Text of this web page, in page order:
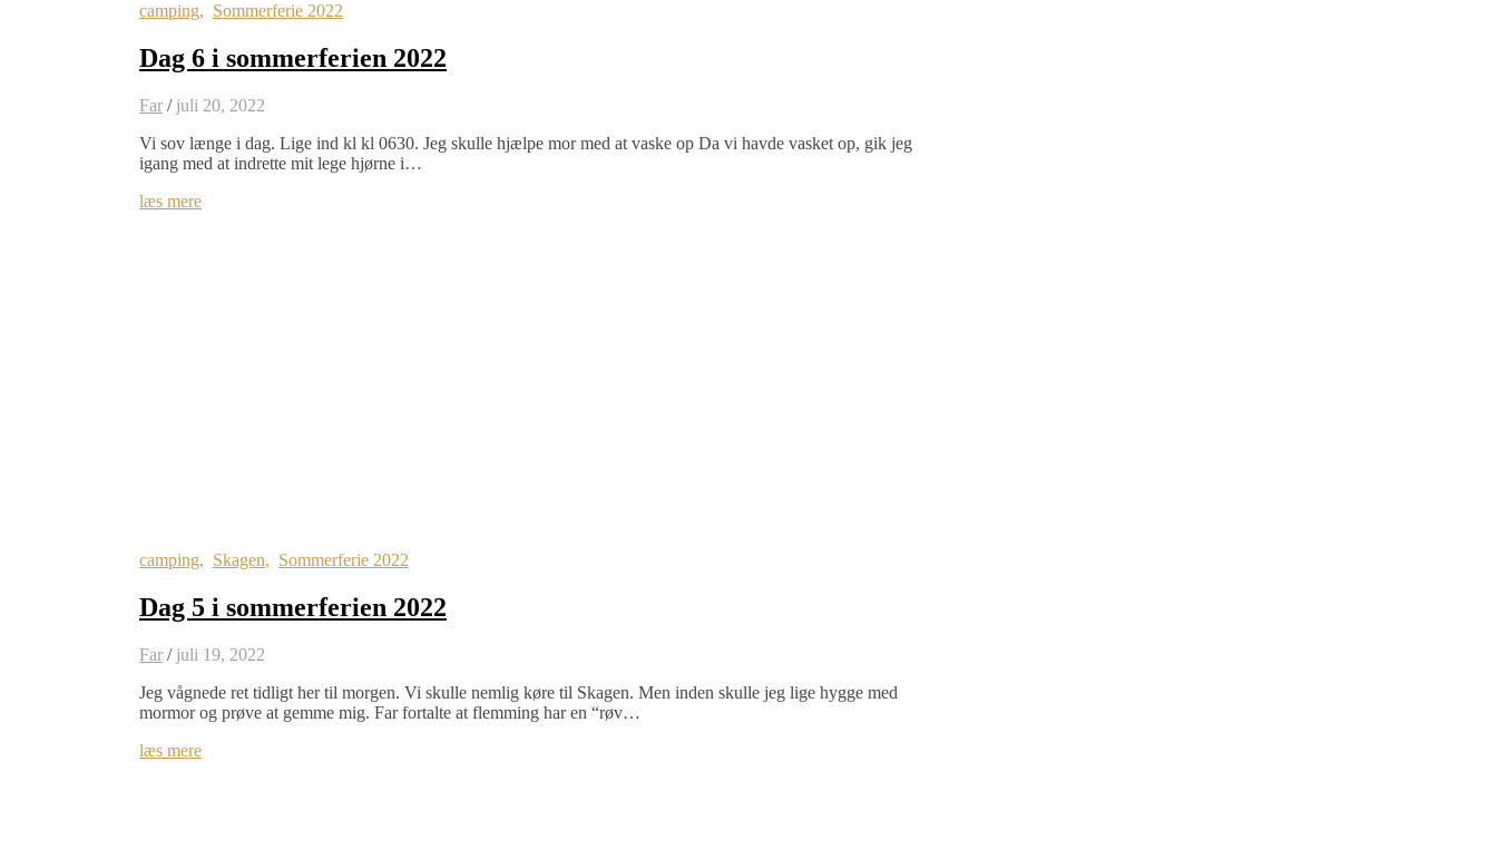
camping, Sommerferie 2022
Dag 6 i sommerferien 2022
Far / juli 20, 2022
Vi sov længe i dag. Lige ind kl kl 0630. Jeg skulle hjælpe mor med at vaske op Da vi havde vasket op, gik jeg
igang med at indrette mit lege hjørne i…
læs mere
camping, Skagen, Sommerferie 2022
Dag 5 i sommerferien 2022
Far / juli 19, 2022
Jeg vågnede ret tidligt her til morgen. Vi skulle nemlig køre til Skagen. Men inden skulle jeg lige hygge med
mormor og prøve at gemme mig. Far fortalte at flemming har en “røv…
læs mere